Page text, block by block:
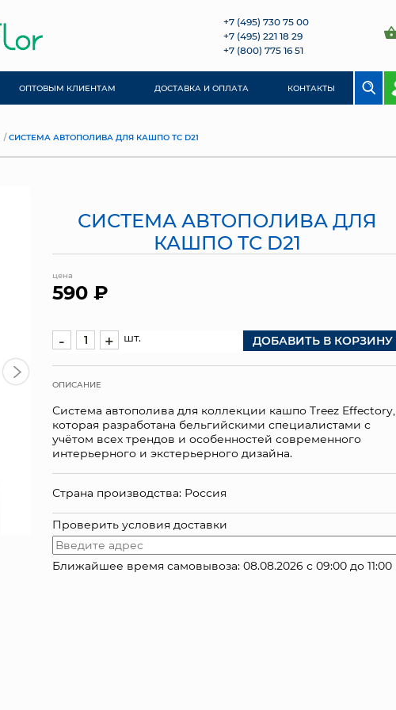
+7 (495) 730 75 00
+7 (495) 221 18 29
+7 (800) 775 16 51
ОПТОВЫМ КЛИЕНТАМ ДОСТАВКА И ОПЛАТА КОНТАКТЫ
СИСТЕМА АВТОПОЛИВА ДЛЯ КАШПО ТС D21
СИСТЕМА АВТОПОЛИВА ДЛЯ
КАШПО ТС D21
цена
590 ₽
- + шт. ДОБАВИТЬ В КОРЗИНУ
ОПИСАНИЕ
Система автополива для коллекции кашпо Treez Effectory,
которая разработана бельгийскими специалистами с
учётом всех трендов и особенностей современного
интерьерного и экстерьерного дизайна.
Страна производства: Россия
Проверить условия доставки
Ближайшее время самовывоза: 08.08.2026 с 09:00 до 11:00